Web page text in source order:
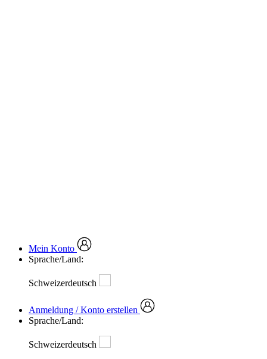
Mein Konto
Sprache/Land:
Schweizerdeutsch
Anmeldung / Konto erstellen
Sprache/Land:
Schweizerdeutsch